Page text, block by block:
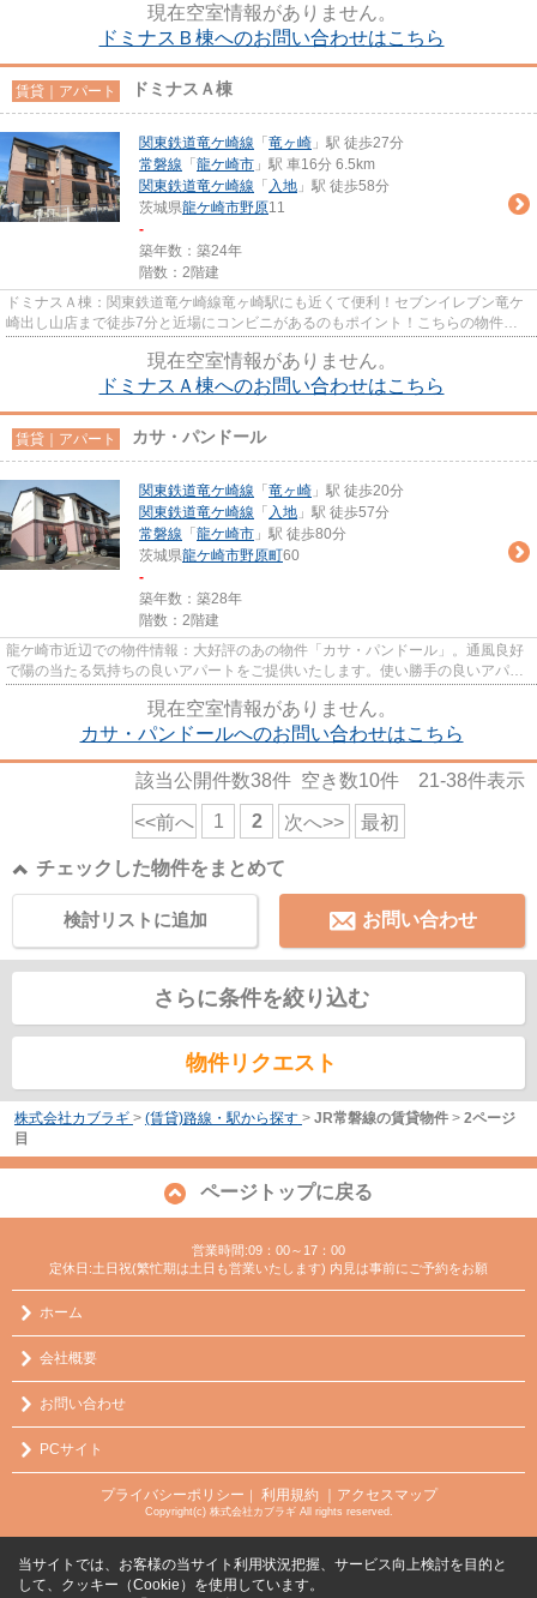
現在空室情報がありません。
ドミナスＢ棟へのお問い合わせはこちら
賃貸｜アパート ドミナスＡ棟
関東鉄道竜ケ崎線 「 竜ヶ崎 」駅 徒歩27分
常磐線 「 龍ケ崎市 」駅 車16分 6.5km
関東鉄道竜ケ崎線 「 入地 」駅 徒歩58分
茨城県龍ケ崎市野原11
-
築年数：築24年
階数：2階建
ドミナスＡ棟：関東鉄道竜ケ崎線竜ヶ崎駅にも近くて便利！セブンイレブン竜ケ
崎出し山店まで徒歩7分と近場にコンビニがあるのもポイント！こちらの物件は
現在空室情報がありません。
ドミナスＡ棟へのお問い合わせはこちら
賃貸｜アパート カサ・パンドール
関東鉄道竜ケ崎線 「 竜ヶ崎 」駅 徒歩20分
関東鉄道竜ケ崎線 「 入地 」駅 徒歩57分
常磐線 「 龍ケ崎市 」駅 徒歩80分
茨城県龍ケ崎市野原町60
-
築年数：築28年
階数：2階建
龍ケ崎市近辺での物件情報：大好評のあの物件「カサ・パンドール」。通風良好
で陽の当たる気持ちの良いアパートをご提供いたします。使い勝手の良いアパー
現在空室情報がありません。
カサ・パンドールへのお問い合わせはこちら
該当公開件数38件 空き数10件 21-38件表示
<<前へ 1 2 次へ>> 最初
チェックした物件をまとめて
お問い合わせ
検討リストに追加
さらに条件を絞り込む
物件リクエスト
株式会社カブラギ > (賃貸)路線・駅から探す > JR常磐線の賃貸物件 > 2ページ
目
ページトップに戻る
営業時間:09：00～17：00
定休日:土日祝(繁忙期は土日も営業いたします) 内見は事前にご予約をお願
ホーム
会社概要
お問い合わせ
PCサイト
プライバシーポリシー ｜ 利用規約 ｜アクセスマップ
Copyright(c) 株式会社カブラギ All rights reserved.
当サイトでは、お客様の当サイト利用状況把握、サービス向上検討を目的と
して、クッキー（Cookie）を使用しています。